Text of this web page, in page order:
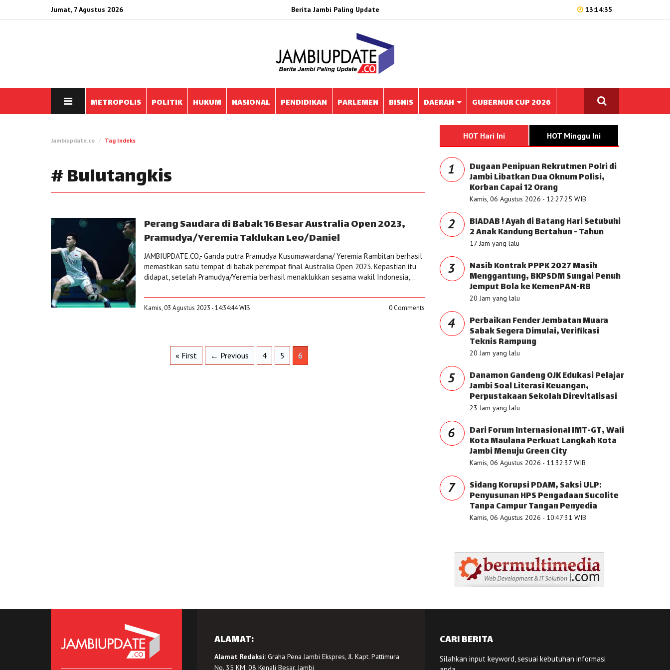
Jumat, 7 Agustus 2026 Berita Jambi Paling Update 13:14:35
METROPOLIS POLITIK HUKUM NASIONAL PENDIDIKAN PARLEMEN BISNIS DAERAH GUBERNUR CUP 2026
Jambiupdate.co Tag Indeks
# Bulutangkis
Perang Saudara di Babak 16 Besar Australia Open 2023,
Pramudya/Yeremia Taklukan Leo/Daniel
JAMBIUPDATE.CO,- Ganda putra Pramudya Kusumawardana/ Yeremia Rambitan berhasil
memastikan satu tempat di babak perempat final Australia Open 2023. Kepastian itu
didapat, setelah Pramudya/Yeremia berhasil menaklukkan sesama wakil Indonesia,...
Kamis, 03 Agustus 2023 - 14:34:44 WIB 0 Comments
« First ← Previous 4 5 6
HOT Hari Ini HOT Minggu Ini
1 Dugaan Penipuan Rekrutmen Polri di
Jambi Libatkan Dua Oknum Polisi,
Korban Capai 12 Orang
Kamis, 06 Agustus 2026 - 12:27:25 WIB
2 BIADAB ! Ayah di Batang Hari Setubuhi
2 Anak Kandung Bertahun - Tahun
17 Jam yang lalu
3 Nasib Kontrak PPPK 2027 Masih
Menggantung, BKPSDM Sungai Penuh
Jemput Bola ke KemenPAN-RB
20 Jam yang lalu
4 Perbaikan Fender Jembatan Muara
Sabak Segera Dimulai, Verifikasi
Teknis Rampung
20 Jam yang lalu
5 Danamon Gandeng OJK Edukasi Pelajar
Jambi Soal Literasi Keuangan,
Perpustakaan Sekolah Direvitalisasi
23 Jam yang lalu
6 Dari Forum Internasional IMT-GT, Wali
Kota Maulana Perkuat Langkah Kota
Jambi Menuju Green City
Kamis, 06 Agustus 2026 - 11:32:37 WIB
7 Sidang Korupsi PDAM, Saksi ULP:
Penyusunan HPS Pengadaan Sucolite
Tanpa Campur Tangan Penyedia
Kamis, 06 Agustus 2026 - 10:47:31 WIB
ALAMAT:
Alamat Redaksi:Graha Pena Jambi Ekspres, Jl. Kapt. Pattimura
No. 35 KM. 08 Kenali Besar, Jambi
CARI BERITA
Silahkan input keyword, sesuai kebutuhan informasi